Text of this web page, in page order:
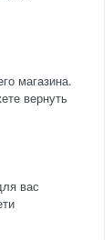
магазина.
вернуть
вас